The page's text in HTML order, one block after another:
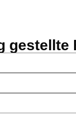
gestellte